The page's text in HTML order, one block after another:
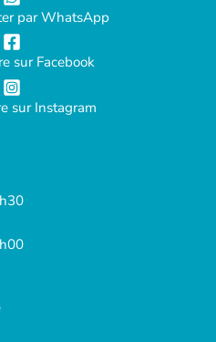
par WhatsApp
sur Facebook
sur Instagram